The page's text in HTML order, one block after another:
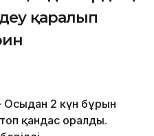
қаралып
Осыдан 2 күн бұрын
топ қандас оралды.